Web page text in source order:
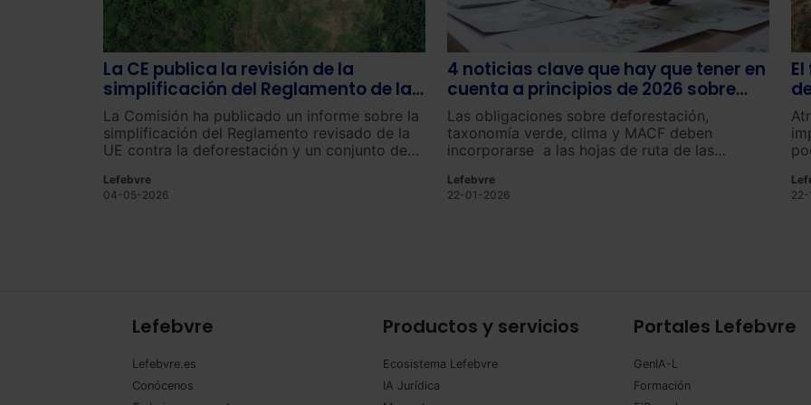
La CE publica la revisión de la
simplificación del Reglamento de la
UE contra la deforestación
La Comisión ha publicado un informe sobre la
simplificación del Reglamento revisado de la
UE contra la deforestación y un conjunto de
fluida y eficaz tras el acuerdo alcanzado por
los colegisladores el pasado mes de
Lefebvre
04-05-2026
4 noticias clave que hay que tener en
cuenta a principios de 2026 sobre
sostenibilidad y ESG
Las obligaciones sobre deforestación,
taxonomía verde, clima y MACF deben
incorporarse a las hojas de ruta de las
Lefebvre
22-01-2026
Lefebvre
Lefebvre.es
Conócenos
Productos y servicios
Ecosistema Lefebvre
IA Jurídica
Portales Lefebvre
GenIA-L
Formación